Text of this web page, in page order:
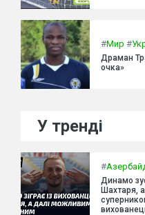
#Мир #
Драман
очка»
У тренді
#
Динамо
Шахтаря,